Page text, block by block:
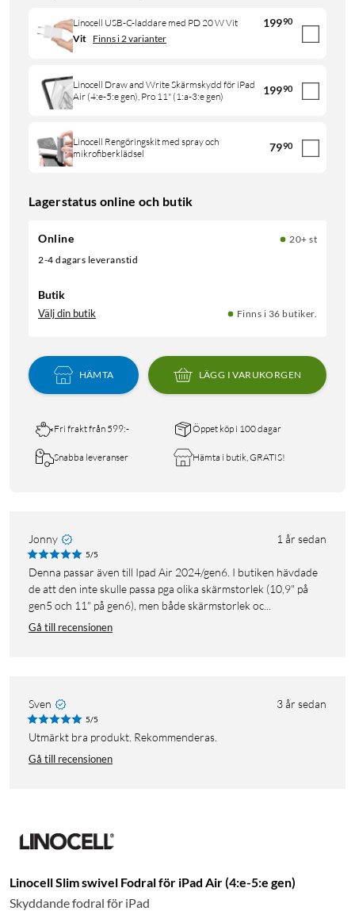
Linocell USB-C-laddare med PD 20 W Vit 19990
Vit Finns i 2 varianter
Linocell Draw and Write Skärmskydd för iPad
Air (4:e-5:e gen), Pro 11" (1:a-3:e gen)
19990
Linocell Rengöringskit med spray och
mikrofiberklädsel
7990
Lagerstatus online och butik
Online
20+ st
2-4 dagars leveranstid
Butik
Välj din butik Finns i 36 butiker.
HÄMTA LÄGG I VARUKORGEN
Fri frakt från 599:- Öppet köp i 100 dagar
Snabba leveranser Hämta i butik, GRATIS!
Jonny 1 år sedan
5/5
Denna passar även till Ipad Air 2024/gen6. I butiken hävdade
de att den inte skulle passa pga olika skärmstorlek (10,9" på
gen5 och 11" på gen6), men både skärmstorlek oc...
Gå till recensionen
Sven 3 år sedan
5/5
Utmärkt bra produkt. Rekommenderas.
Gå till recensionen
Linocell Slim swivel Fodral för iPad Air (4:e-5:e gen)
Skyddande fodral för iPad